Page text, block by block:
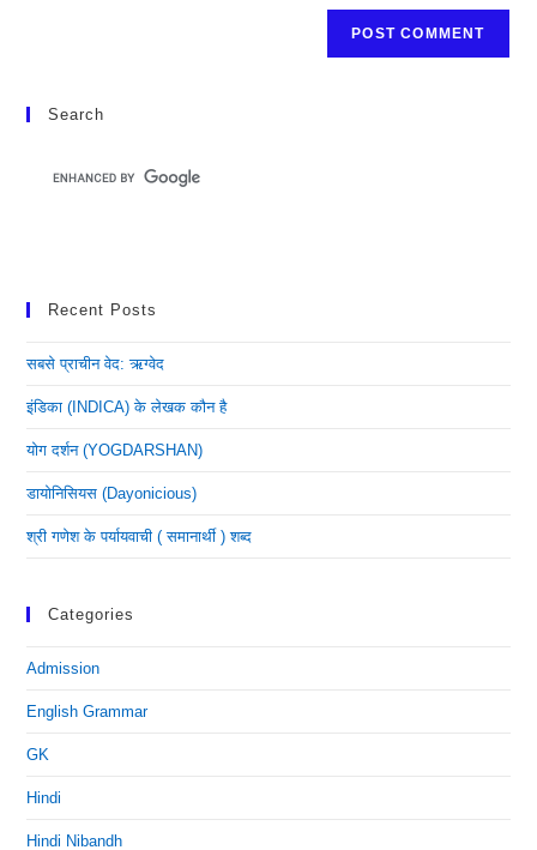
Search
Recent Posts
सबसे प्राचीन वेद: ऋग्वेद
इंडिका (INDICA) के लेखक कौन है
योग दर्शन (YOGDARSHAN)
डायोनिसियस (dayonicious)
श्री गणेश के पर्यायवाची ( समानार्थी ) शब्द
Categories
Admission
English Grammar
GK
Hindi
Hindi Nibandh